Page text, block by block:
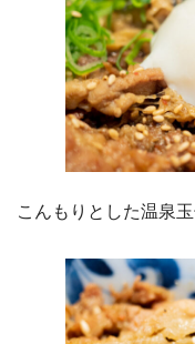
こんもりとした温泉玉